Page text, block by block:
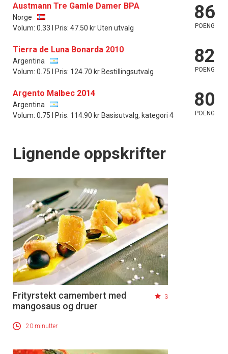
Austmann Tre Gamle Damer BPA
Norge
Volum: 0.33 l Pris: 47.50 kr Uten utvalg
86
POENG
Tierra de Luna Bonarda 2010
Argentina
Volum: 0.75 l Pris: 124.70 kr Bestillingsutvalg
82
POENG
Argento Malbec 2014
Argentina
Volum: 0.75 l Pris: 114.90 kr Basisutvalg, kategori 4
80
POENG
Lignende oppskrifter
Frityrstekt camembert med
mangosaus og druer
3
20 minutter